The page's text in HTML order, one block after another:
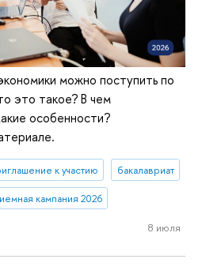
можно поступить по
это такое? В чем
особенности?
к участию бакалавриат
кампания 2026
8 июля